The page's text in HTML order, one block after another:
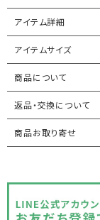
アイテム詳細
アイテムサイズ
商品について
返品・交換について
商品お取り寄せ